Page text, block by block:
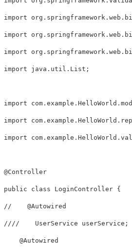
import
import
import
import java.util.List ;
import
import
import
@Controller
public class LoginController {
//    @Autowired
////    UserService userService;
@Autowired